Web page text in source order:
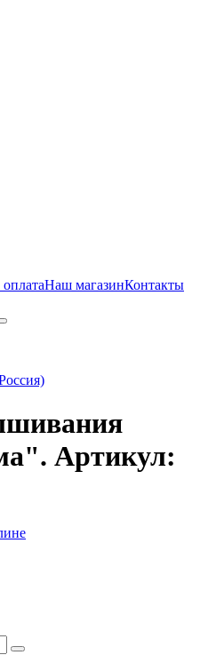
Наш магазинКонтакты
Артикул: